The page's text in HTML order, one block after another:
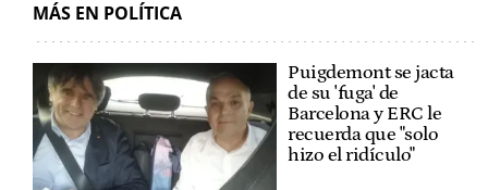
MÁS EN POLÍTICA
Puigdemont se jacta
de su 'fuga' de
Barcelona y ERC le
recuerda que "solo
hizo el ridículo"